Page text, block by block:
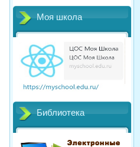
Моя школа
Библиотека